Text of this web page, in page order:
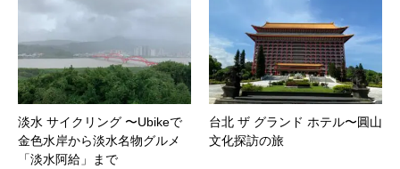
淡水 サイクリング 〜Ubikeで
金色水岸から淡水名物グルメ
「淡水阿給」まで
台北 ザ グランド ホテル〜圓山
文化探訪の旅